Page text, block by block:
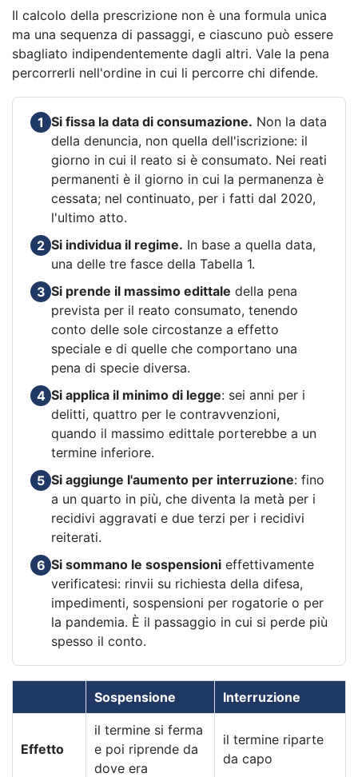
Il calcolo della prescrizione non è una formula unica
ma una sequenza di passaggi, e ciascuno può essere
sbagliato indipendentemente dagli altri. Vale la pena
percorrerli nell'ordine in cui li percorre chi difende.
1 Si fissa la data di consumazione. Non la data
della denuncia, non quella dell'iscrizione: il
giorno in cui il reato si è consumato. Nei reati
permanenti è il giorno in cui la permanenza è
cessata; nel continuato, per i fatti dal 2020,
l'ultimo atto.
2 Si individua il regime. In base a quella data,
una delle tre fasce della Tabella 1.
3 Si prende il massimo edittale della pena
prevista per il reato consumato, tenendo
conto delle sole circostanze a effetto
speciale e di quelle che comportano una
pena di specie diversa.
4 Si applica il minimo di legge: sei anni per i
delitti, quattro per le contravvenzioni,
quando il massimo edittale porterebbe a un
termine inferiore.
5 Si aggiunge l'aumento per interruzione: fino
a un quarto in più, che diventa la metà per i
recidivi aggravati e due terzi per i recidivi
reiterati.
6 Si sommano le sospensioni effettivamente
verificatesi: rinvii su richiesta della difesa,
impedimenti, sospensioni per rogatorie o per
la pandemia. È il passaggio in cui si perde più
spesso il conto.
Sospensione Interruzione
Effetto
il termine si ferma
e poi riprende da
dove era
il termine riparte
da capo